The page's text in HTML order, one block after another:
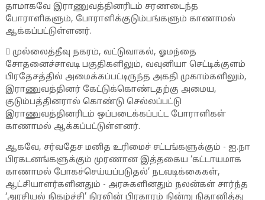
தாமாகவே இராணுவத்தினரிடம் சரணடைந்த
போராளிகளும், போராளிக்குடும்பங்களும் காணாமல்
ஆக்கப்பட்டுள்ளனர்.
 முல்லைத்தீவு நகரம், வட்டுவாகல், ஓமந்தை
சோதனைச்சாவடி பகுதிகளிலும், வவுனியா செட்டிக்குளம்
பிரதேசத்தில் அமைக்கப்பட்டிருந்த அகதி முகாம்களிலும்,
இராணுவத்தினர் கேட்டுக்கொண்டதற்கு அமைய,
குடும்பத்தினரால் கொண்டு செல்லப்பட்டு
இராணுவத்தினரிடம் ஒப்படைக்கப்பட்ட போராளிகள்
காணாமல் ஆக்கப்பட்டுள்ளனர்.
ஆகவே, சர்வதேச மனித உரிமைச் சட்டங்களுக்கும் - ஐ.நா
பிரகடனங்களுக்கும் முரணான இத்தகைய ‘கட்டாயமாக
காணாமல் போகச்செய்யப்படுதல்’ நடவடிக்கைகள்,
ஆட்சியாளர்களினதும் - அரசுகளினதும் நலன்கள் சார்ந்த
‘அரசியல் நிகழ்ச்சி’ நிரலின் பிரகாரம் நின்று நிதானித்து